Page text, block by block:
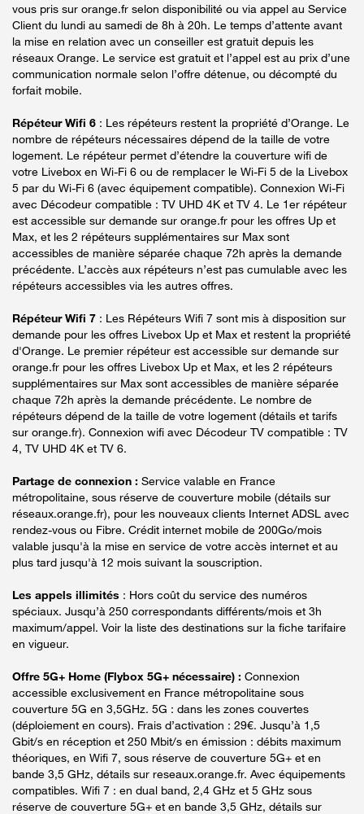
vous pris sur orange.fr selon disponibilité ou via appel au Service
Client du lundi au samedi de 8h à 20h. Le temps d’attente avant
la mise en relation avec un conseiller est gratuit depuis les
réseaux Orange. Le service est gratuit et l’appel est au prix d’une
communication normale selon l’offre détenue, ou décompté du
forfait mobile.
Répéteur Wifi 6 : Les répéteurs restent la propriété d’Orange. Le
nombre de répéteurs nécessaires dépend de la taille de votre
logement. Le répéteur permet d’étendre la couverture wifi de
votre Livebox en Wi-Fi 6 ou de remplacer le Wi-Fi 5 de la Livebox
5 par du Wi-Fi 6 (avec équipement compatible). Connexion Wi-Fi
avec Décodeur compatible : TV UHD 4K et TV 4. Le 1er répéteur
est accessible sur demande sur orange.fr pour les offres Up et
Max, et les 2 répéteurs supplémentaires sur Max sont
accessibles de manière séparée chaque 72h après la demande
précédente. L’accès aux répéteurs n’est pas cumulable avec les
répéteurs accessibles via les autres offres.
Répéteur Wifi 7 : Les Répéteurs Wifi 7 sont mis à disposition sur
demande pour les offres Livebox Up et Max et restent la propriété
d'Orange. Le premier répéteur est accessible sur demande sur
orange.fr pour les offres Livebox Up et Max, et les 2 répéteurs
supplémentaires sur Max sont accessibles de manière séparée
chaque 72h après la demande précédente. Le nombre de
répéteurs dépend de la taille de votre logement (détails et tarifs
sur orange.fr). Connexion wifi avec Décodeur TV compatible : TV
4, TV UHD 4K et TV 6.
Partage de connexion : Service valable en France
métropolitaine, sous réserve de couverture mobile (détails sur
réseaux.orange.fr), pour les nouveaux clients Internet ADSL avec
rendez-vous ou Fibre. Crédit internet mobile de 200Go/mois
valable jusqu'à la mise en service de votre accès internet et au
plus tard jusqu'à 12 mois suivant la souscription.
Les appels illimités : Hors coût du service des numéros
spéciaux. Jusqu’à 250 correspondants différents/mois et 3h
maximum/appel. Voir la liste des destinations sur la fiche tarifaire
en vigueur.
Offre 5G+ Home (Flybox 5G+ nécessaire) : Connexion
accessible exclusivement en France métropolitaine sous
couverture 5G en 3,5GHz. 5G : dans les zones couvertes
(déploiement en cours). Frais d’activation : 29€. Jusqu’à 1,5
Gbit/s en réception et 250 Mbit/s en émission : débits maximum
théoriques, en Wifi 7, sous réserve de couverture 5G+ et en
bande 3,5 GHz, détails sur reseaux.orange.fr. Avec équipements
compatibles. Wifi 7 : en dual band, 2,4 GHz et 5 GHz sous
réserve de couverture 5G+ et en bande 3,5 GHz, détails sur